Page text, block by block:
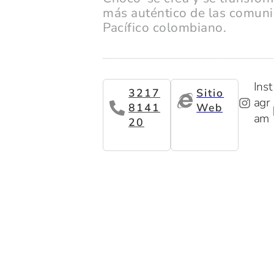
más auténtico de las
Pacífico colombiano.
3217
8141
20
Sitio
Web
Inst
agr
am